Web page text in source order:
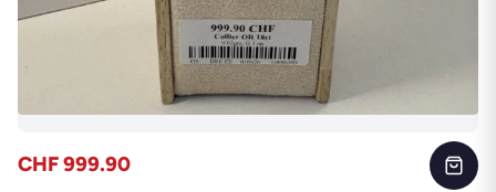
CHF 999.90